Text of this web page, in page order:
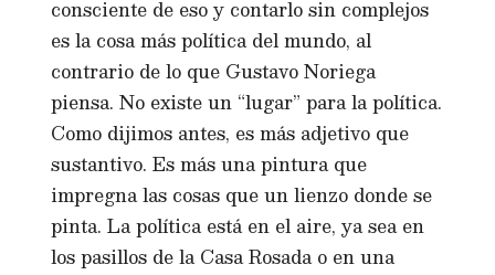
consciente de eso y contarlo sin complejos
es la cosa más política del mundo, al
contrario de lo que Gustavo Noriega
piensa. No existe un “lugar” para la política.
Como dijimos antes, es más adjetivo que
sustantivo. Es más una pintura que
impregna las cosas que un lienzo donde se
pinta. La política está en el aire, ya sea en
los pasillos de la Casa Rosada o en una